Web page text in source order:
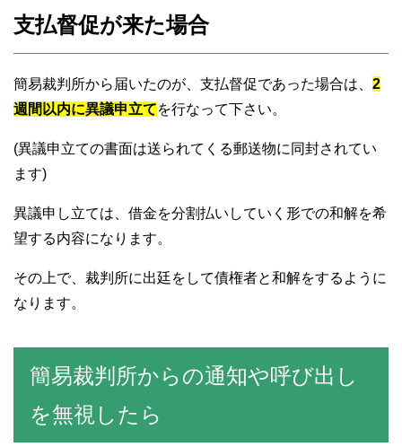
支払督促が来た場合
簡易裁判所から届いたのが、支払督促であった場合は、 2
週間以内に異議申立てを行なって下さい。
(異議申立ての書面は送られてくる郵送物に同封されてい
ます)
異議申し立ては、借金を分割払いしていく形での和解を希
望する内容になります。
その上で、裁判所に出廷をして債権者と和解をするように
なります。
簡易裁判所からの通知や呼び出し
を無視したら